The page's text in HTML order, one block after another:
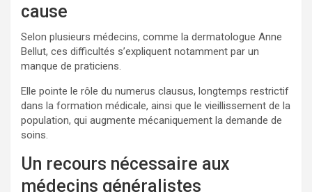
cause
Selon plusieurs médecins, comme la dermatologue Anne
Bellut, ces difficultés s’expliquent notamment par un
manque de praticiens.
Elle pointe le rôle du numerus clausus, longtemps restrictif
dans la formation médicale, ainsi que le vieillissement de la
population, qui augmente mécaniquement la demande de
soins.
Un recours nécessaire aux
médecins généralistes